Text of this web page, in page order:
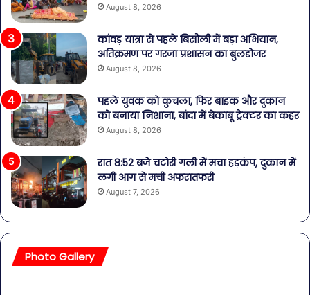
August 8, 2026
कांवड़ यात्रा से पहले बिसौली में बड़ा अभियान,
अतिक्रमण पर गरजा प्रशासन का बुलडोजर
August 8, 2026
पहले युवक को कुचला, फिर बाइक और दुकान
को बनाया निशाना, बांदा में बेकाबू ट्रैक्टर का कहर
August 8, 2026
रात 8:52 बजे चटोरी गली में मचा हड़कंप, दुकान में
लगी आग से मची अफरातफरी
August 7, 2026
Photo Gallery